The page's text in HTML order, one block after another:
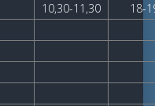
10,30-11,30 18-